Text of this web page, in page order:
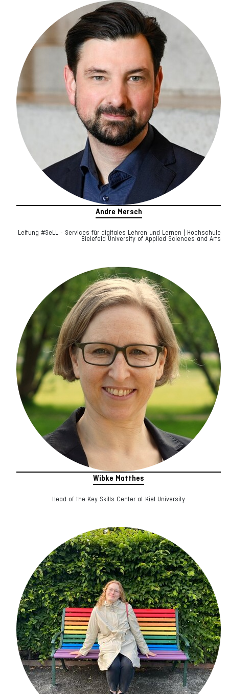
Andre Mersch
Leitung #SeLL - Services für digitales Lehren und Lernen | Hochschule
Bielefeld University of Applied Sciences and Arts
Wibke Matthes
Head of the Key Skills Center at Kiel University